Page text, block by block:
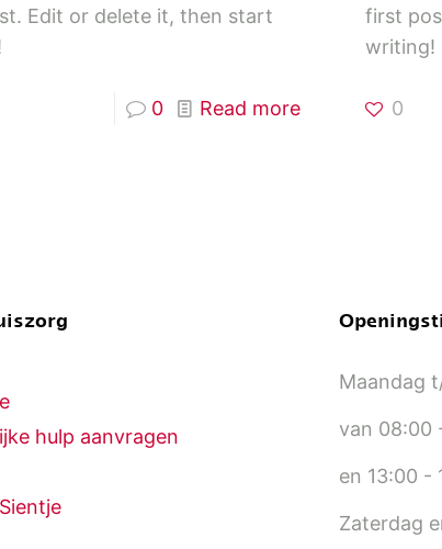
Edit or delete it, then start
0 Read more
first
writing!
0
hulp aanvragen
Maandag
van 08:00
en 13:00 -
Zaterdag